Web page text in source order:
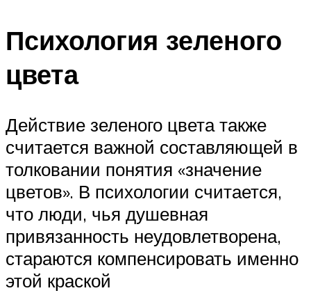
Психология зеленого
цвета
Действие зеленого цвета также
считается важной составляющей в
толковании понятия «значение
цветов». В психологии считается,
что люди, чья душевная
привязанность неудовлетворена,
стараются компенсировать именно
этой краской